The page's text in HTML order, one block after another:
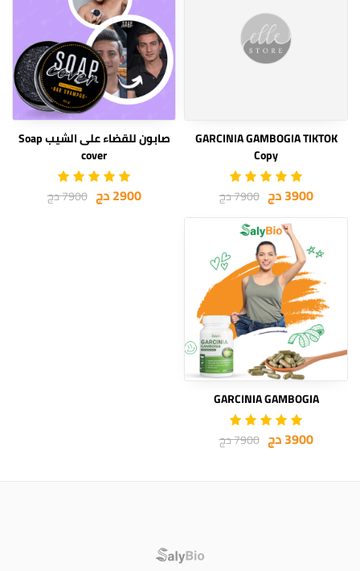
GARCINIA GAMBOGIA TIKTOK
Copy
3900 دج 7900 دج
صابون للقضاء على الشيب Soap
cover
2900 دج 7900 دج
GARCINIA GAMBOGIA
3900 دج 7900 دج